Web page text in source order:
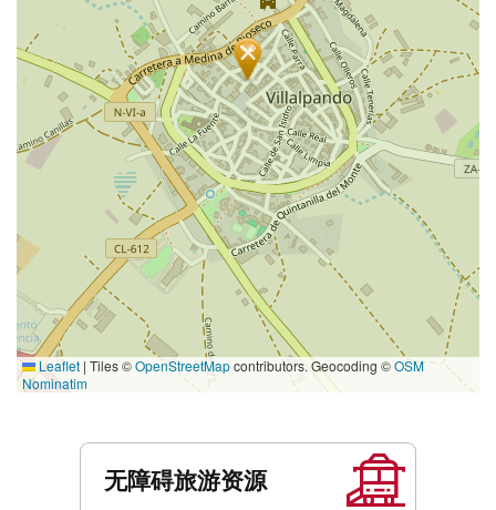
Leaflet | Tiles ©OpenStreetMapcontributors. Geocoding ©OSM
Nominatim
无障碍旅游资源